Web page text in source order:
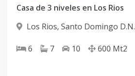
Casa de 3 niveles en Los Rios
Los Rios, Santo Domingo D.N.
6 7 10 600 Mt2